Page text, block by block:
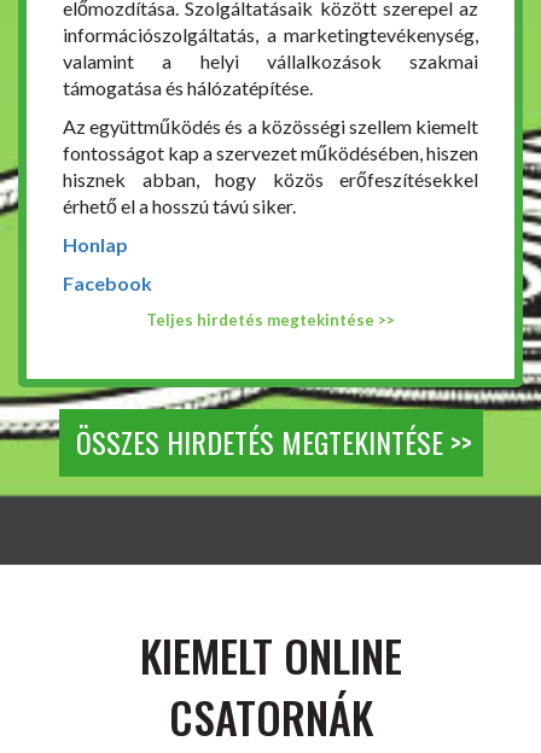
előmozdítása. Szolgáltatásaik között szerepel az
információszolgáltatás, a marketingtevékenység,
valamint a helyi vállalkozások szakmai
támogatása és hálózatépítése.
Az együttműködés és a közösségi szellem kiemelt
fontosságot kap a szervezet működésében, hiszen
hisznek abban, hogy közös erőfeszítésekkel
érhető el a hosszú távú siker.
Honlap
Facebook
Teljes hirdetés megtekintése >>
ÖSSZES HIRDETÉS MEGTEKINTÉSE >>
KIEMELT ONLINE
CSATORNÁK